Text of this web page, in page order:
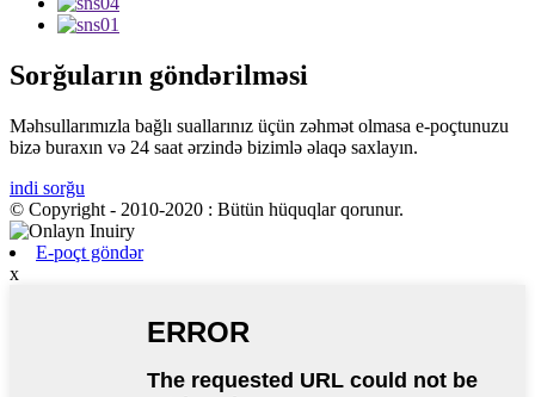
Sorğuların göndərilməsi
Məhsullarımızla bağlı suallarınız üçün zəhmət olmasa e-poçtunuzu
bizə buraxın və 24 saat ərzində bizimlə əlaqə saxlayın.
indi sorğu
© Copyright - 2010-2020 : Bütün hüquqlar qorunur.
E-poçt göndər
x